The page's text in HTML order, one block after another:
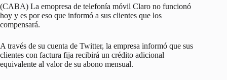
(CABA) La emopresa de telefonía móvil Claro no funcionó
hoy y es por eso que informó a sus clientes que los
compensará.
A través de su cuenta de Twitter, la empresa informó que sus
clientes con factura fija recibirá un crédito adicional
equivalente al valor de su abono mensual.